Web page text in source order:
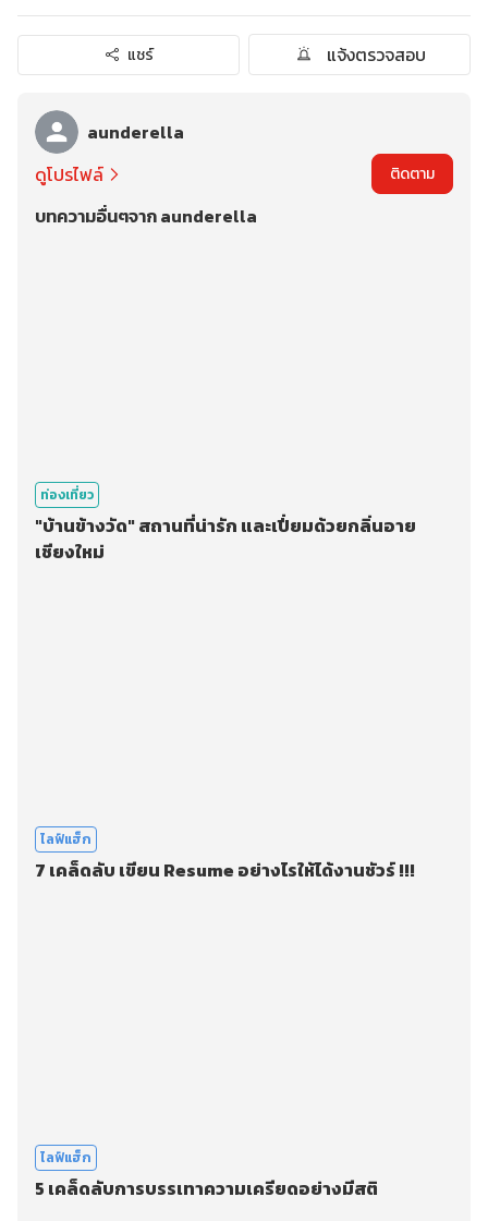
แชร์ แจ้งตรวจสอบ
aunderella
ดูโปรไฟล์
ติดตาม
บทความอื่นๆจาก aunderella
ท่องเที่ยว
"บ้านข้างวัด" สถานที่น่ารัก และเปี่ยมด้วยกลิ่นอาย
เชียงใหม่
ไลฟ์แฮ็ก
7 เคล็ดลับ เขียน Resume อย่างไรให้ได้งานชัวร์ !!!
ไลฟ์แฮ็ก
5 เคล็ดลับการบรรเทาความเครียดอย่างมีสติ